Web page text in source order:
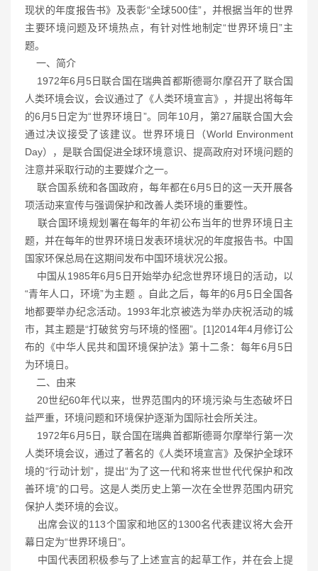
现状的年度报告书》及表彰“全球500佳”，并根据当年的世界
主要环境问题及环境热点，有针对性地制定“世界环境日”主
题。
一、简介
1972年6月5日联合国在瑞典首都斯德哥尔摩召开了联合国
人类环境会议，会议通过了《人类环境宣言》，并提出将每年
的6月5日定为“世界环境日”。同年10月，第27届联合国大会
通过决议接受了该建议。世界环境日（World Environment
Day），是联合国促进全球环境意识、提高政府对环境问题的
注意并采取行动的主要媒介之一。
联合国系统和各国政府，每年都在6月5日的这一天开展各
项活动来宣传与强调保护和改善人类环境的重要性。
联合国环境规划署在每年的年初公布当年的世界环境日主
题，并在每年的世界环境日发表环境状况的年度报告书。中国
国家环保总局在这期间发布中国环境状况公报。
中国从1985年6月5日开始举办纪念世界环境日的活动，以
“青年人口，环境”为主题 。自此之后，每年的6月5日全国各
地都要举办纪念活动。1993年北京被选为举办庆祝活动的城
市，其主题是“打破贫穷与环境的怪圈”。[1]2014年4月修订公
布的《中华人民共和国环境保护法》第十二条：每年6月5日
为环境日。
二、由来
20世纪60年代以来，世界范围内的环境污染与生态破坏日
益严重，环境问题和环境保护逐渐为国际社会所关注。
1972年6月5日，联合国在瑞典首都斯德哥尔摩举行第一次
人类环境会议，通过了著名的《人类环境宣言》及保护全球环
境的“行动计划”，提出“为了这一代和将来世世代代保护和改
善环境”的口号。这是人类历史上第一次在全世界范围内研究
保护人类环境的会议。
出席会议的113个国家和地区的1300名代表建议将大会开
幕日定为“世界环境日”。
中国代表团积极参与了上述宣言的起草工作，并在会上提